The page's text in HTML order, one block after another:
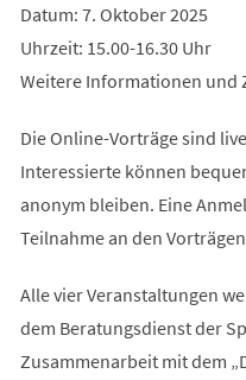
Datum: 7. Oktober 2025
Uhrzeit: 15.00-16.30 Uhr
Weitere Informationen und
Die Online-Vorträge sind
Interessierte können
anonym bleiben. Eine
Teilnahme an den
Alle vier Veranstaltungen
dem Beratungsdienst der
Zusammenarbeit mit dem